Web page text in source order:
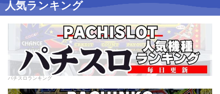
人気ランキング
パチスロランキング